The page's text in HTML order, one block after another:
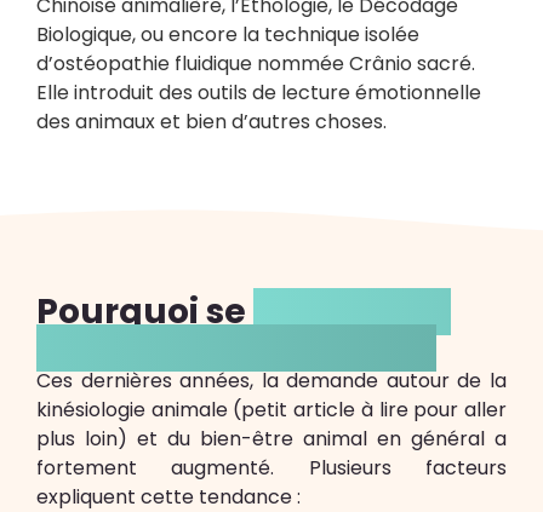
Biologique, ou encore la technique isolée
d’ostéopathie fluidique nommée Crânio sacré.
Elle introduit des outils de lecture émotionnelle
des animaux et bien d’autres choses.
Pourquoi seformer à la
Ces dernières années, la demande autour de la
kinésiologie animale (petit article à lire pour aller
plus loin) et du bien-être animal en général a
fortement augmenté. Plusieurs facteurs
expliquent cette tendance :